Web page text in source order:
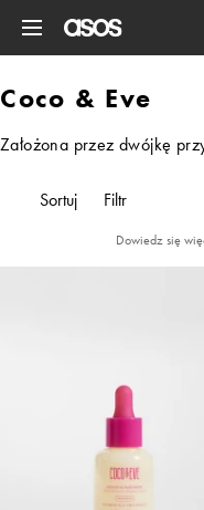
Coco & Eve
Założona przez dwójkę
Sortuj Filtr
Dowiedz się